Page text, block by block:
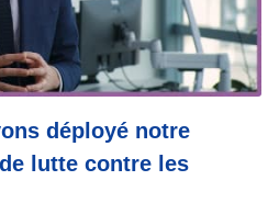
déployé notre
lutte contre les